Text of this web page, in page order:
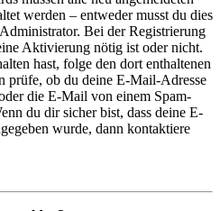
werden – entweder musst du dies
Bei der Registrierung
Aktivierung nötig ist oder nicht.
hast, folge den dort enthaltenen
prüfe, ob du deine E-Mail-Adresse
die E-Mail von einem Spam-
du dir sicher bist, dass deine E-
wurde, dann kontaktiere